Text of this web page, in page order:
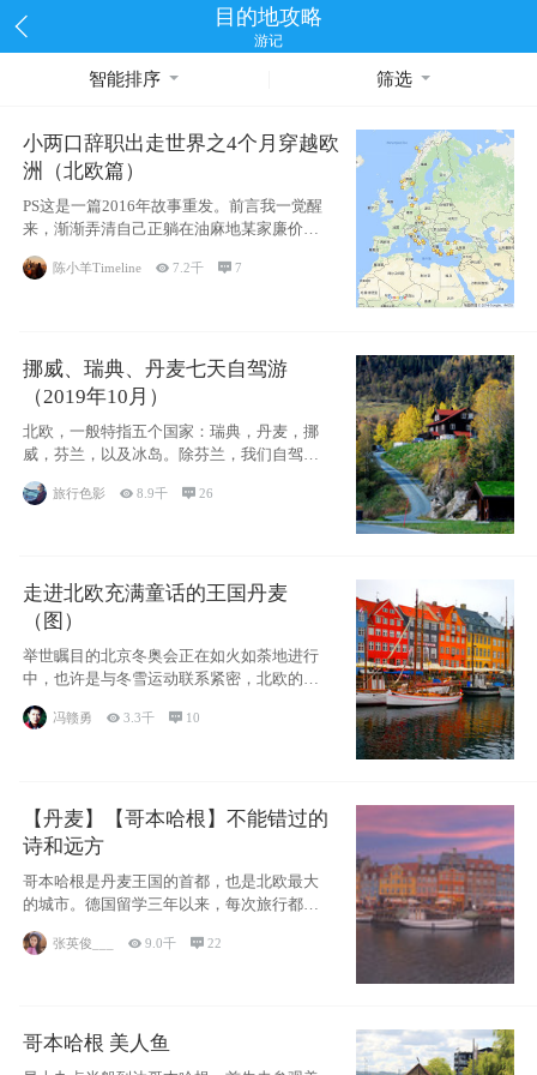
目的地攻略
游记
智能排序 筛选
小两口辞职出走世界之4个月穿越欧
洲（北欧篇）
PS这是一篇2016年故事重发。前言我一觉醒
来，渐渐弄清自己正躺在油麻地某家廉价宾
馆
陈小羊Timeline 7.2千 7
挪威、瑞典、丹麦七天自驾游
（2019年10月）
北欧，一般特指五个国家：瑞典，丹麦，挪
威，芬兰，以及冰岛。除芬兰，我们自驾游
旅行色影 8.9千 26
走进北欧充满童话的王国丹麦
（图）
举世瞩目的北京冬奥会正在如火如荼地进行
中，也许是与冬雪运动联系紧密，北欧的一
些国家因
冯赣勇 3.3千  10
【丹麦】【哥本哈根】不能错过的
诗和远方
哥本哈根是丹麦王国的首都，也是北欧最大
的城市。德国留学三年以来，每次旅行都是
张英俊___ 9.0千 22
哥本哈根 美人鱼